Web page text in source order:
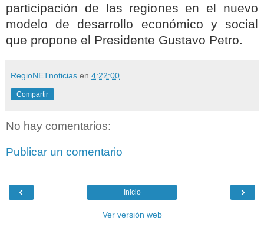
participación de las regiones en el nuevo
modelo de desarrollo económico y social
que propone el Presidente Gustavo Petro.
RegioNETnoticias en 4:22:00
Compartir
No hay comentarios:
Publicar un comentario
‹ ›
Inicio
Ver versión web